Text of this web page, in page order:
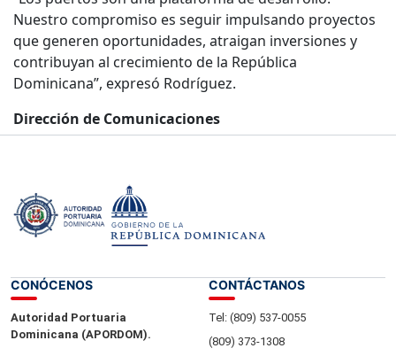
Nuestro compromiso es seguir impulsando proyectos
que generen oportunidades, atraigan inversiones y
contribuyan al crecimiento de la República
Dominicana”, expresó Rodríguez.
Dirección de Comunicaciones
CONÓCENOS
Autoridad Portuaria
Dominicana (APORDOM).
CONTÁCTANOS
Tel: (809) 537-0055
(809) 373-1308